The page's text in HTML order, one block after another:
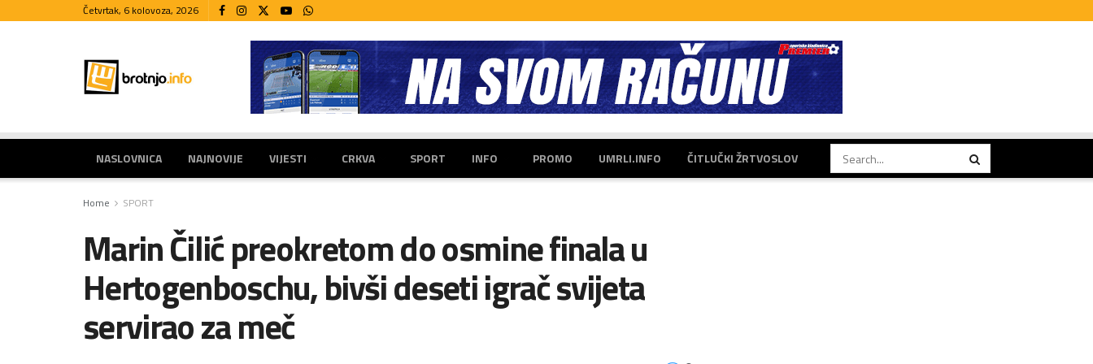
Četvrtak, 6 kolovoza, 2026
NASLOVNICA NAJNOVIJE VIJESTI CRKVA SPORT INFO PROMO UMRLI.INFO ČITLUČKI ŽRTVOSLOV
Home SPORT
Marin Čilić preokretom do osmine finala u
Hertogenboschu, bivši deseti igrač svijeta
servirao za meč